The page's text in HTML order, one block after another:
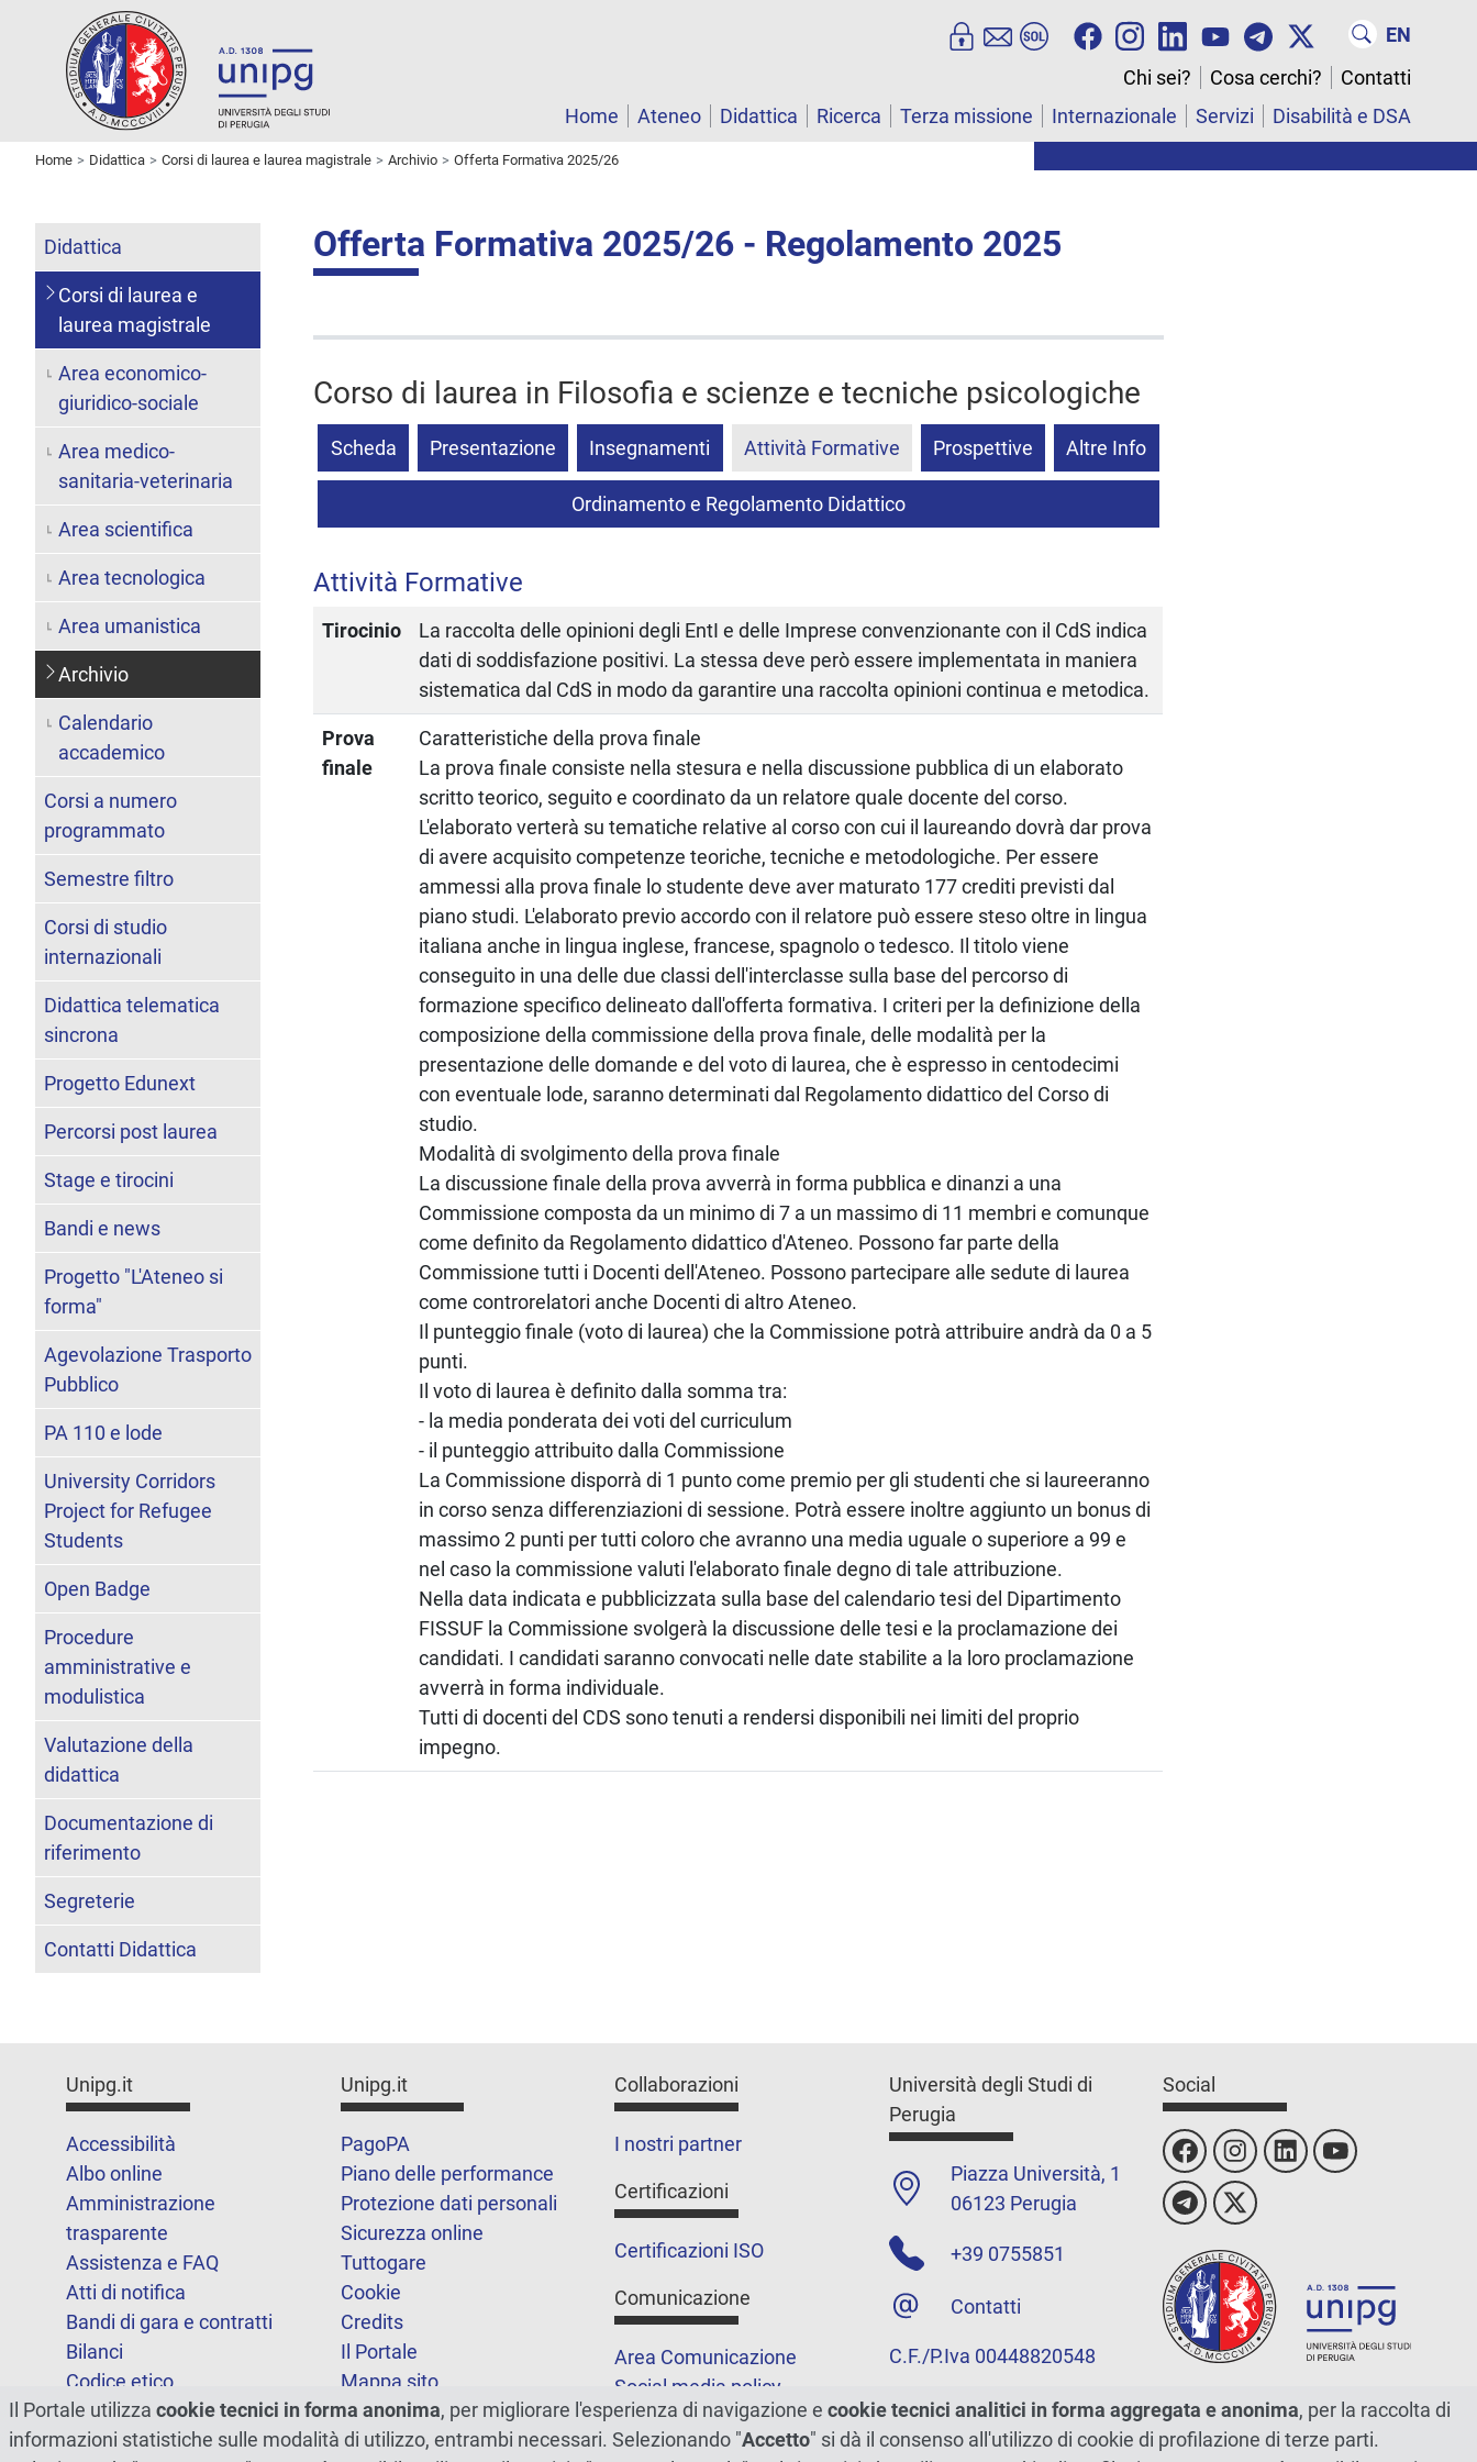
EN
Chi sei?
Cosa cerchi?
Contatti
Home
Ateneo Didattica Ricerca Terza missione Internazionale Servizi Disabilità e DSA
Home Didattica Corsi di laurea e laurea magistrale Archivio Offerta Formativa 2025/26
Offerta Formativa 2025/26 - Regolamento 2025
Corso di laurea in Filosofia e scienze e tecniche psicologiche
Scheda Presentazione Insegnamenti Attività Formative Prospettive Altre Info
Ordinamento e Regolamento Didattico
Attività Formative
Tirocinio
La raccolta delle opinioni degli EntI e delle Imprese convenzionante con il CdS indica
dati di soddisfazione positivi. La stessa deve però essere implementata in maniera
sistematica dal CdS in modo da garantire una raccolta opinioni continua e metodica.
Prova
finale
Caratteristiche della prova finale
La prova finale consiste nella stesura e nella discussione pubblica di un elaborato
scritto teorico, seguito e coordinato da un relatore quale docente del corso.
L'elaborato verterà su tematiche relative al corso con cui il laureando dovrà dar prova
di avere acquisito competenze teoriche, tecniche e metodologiche. Per essere
ammessi alla prova finale lo studente deve aver maturato 177 crediti previsti dal
piano studi. L'elaborato previo accordo con il relatore può essere steso oltre in lingua
italiana anche in lingua inglese, francese, spagnolo o tedesco. Il titolo viene
conseguito in una delle due classi dell'interclasse sulla base del percorso di
formazione specifico delineato dall'offerta formativa. I criteri per la definizione della
composizione della commissione della prova finale, delle modalità per la
presentazione delle domande e del voto di laurea, che è espresso in centodecimi
con eventuale lode, saranno determinati dal Regolamento didattico del Corso di
studio.
Modalità di svolgimento della prova finale
La discussione finale della prova avverrà in forma pubblica e dinanzi a una
Commissione composta da un minimo di 7 a un massimo di 11 membri e comunque
come definito da Regolamento didattico d'Ateneo. Possono far parte della
Commissione tutti i Docenti dell'Ateneo. Possono partecipare alle sedute di laurea
come controrelatori anche Docenti di altro Ateneo.
Il punteggio finale (voto di laurea) che la Commissione potrà attribuire andrà da 0 a 5
punti.
Il voto di laurea è definito dalla somma tra:
- la media ponderata dei voti del curriculum
- il punteggio attribuito dalla Commissione
La Commissione disporrà di 1 punto come premio per gli studenti che si laureeranno
in corso senza differenziazioni di sessione. Potrà essere inoltre aggiunto un bonus di
massimo 2 punti per tutti coloro che avranno una media uguale o superiore a 99 e
nel caso la commissione valuti l'elaborato finale degno di tale attribuzione.
Nella data indicata e pubblicizzata sulla base del calendario tesi del Dipartimento
FISSUF la Commissione svolgerà la discussione delle tesi e la proclamazione dei
candidati. I candidati saranno convocati nelle date stabilite a la loro proclamazione
avverrà in forma individuale.
Tutti di docenti del CDS sono tenuti a rendersi disponibili nei limiti del proprio
impegno.
Didattica
Corsi di laurea e
laurea magistrale
Area economico-
giuridico-sociale
Area medico-
sanitaria-veterinaria
Area scientifica
Area tecnologica
Area umanistica
Archivio
Calendario
accademico
Corsi a numero
programmato
Semestre filtro
Corsi di studio
internazionali
Didattica telematica
sincrona
Progetto Edunext
Percorsi post laurea
Stage e tirocini
Bandi e news
Progetto "L'Ateneo si
forma"
Agevolazione Trasporto
Pubblico
PA 110 e lode
University Corridors
Project for Refugee
Students
Open Badge
Procedure
amministrative e
modulistica
Valutazione della
didattica
Documentazione di
riferimento
Segreterie
Contatti Didattica
Unipg.it
Accessibilità
Albo online
Amministrazione
trasparente
Assistenza e FAQ
Atti di notifica
Bandi di gara e contratti
Bilanci
Codice etico
FOIA
Note legali
Unipg.it
PagoPA
Piano delle performance
Protezione dati personali
Sicurezza online
Tuttogare
Cookie
Credits
Il Portale
Mappa sito
Statistiche
Dichiarazione di
Collaborazioni
I nostri partner
Certificazioni
Certificazioni ISO
Comunicazione
Area Comunicazione
Social media policy
Podcast
Merchandising e shop
Università degli Studi di
Perugia
Piazza Università, 1
06123 Perugia
+39 0755851
Contatti
C.F./P.Iva 00448820548
Social
Il Portale utilizza cookie tecnici in forma anonima, per migliorare l'esperienza di navigazione e cookie tecnici analitici in forma aggregata e anonima, per la raccolta di
informazioni statistiche sulle modalità di utilizzo, entrambi necessari. Selezionando "Accetto" si dà il consenso all'utilizzo di cookie di profilazione di terze parti.